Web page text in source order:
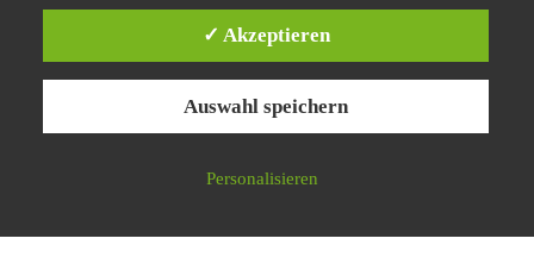
Alle Rechte vorbehalten
Präsentiert vonWP– Entworfen mit demCustomizr-Theme
✓ Akzeptieren
Auswahl speichern
Personalisieren